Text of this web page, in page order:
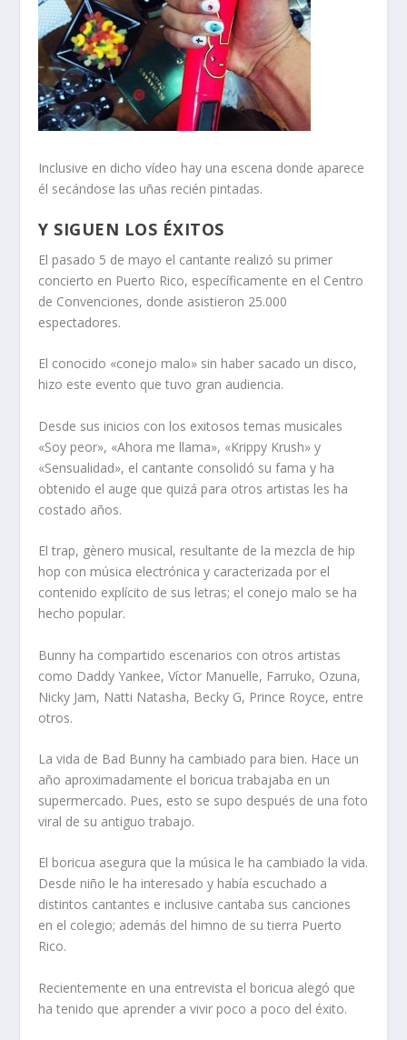
Inclusive en dicho vídeo hay una escena donde aparece
él secándose las uñas recién pintadas.
Y SIGUEN LOS ÉXITOS
El pasado 5 de mayo el cantante realizó su primer
concierto en Puerto Rico, específicamente en el Centro
de Convenciones, donde asistieron 25.000
espectadores.
El conocido «conejo malo» sin haber sacado un disco,
hizo este evento que tuvo gran audiencia.
Desde sus inicios con los exitosos temas musicales
«Soy peor», «Ahora me llama», «Krippy Krush» y
«Sensualidad», el cantante consolidó su fama y ha
obtenido el auge que quizá para otros artistas les ha
costado años.
El trap, gènero musical, resultante de la mezcla de hip
hop con música electrónica y caracterizada por el
contenido explícito de sus letras; el conejo malo se ha
hecho popular.
Bunny ha compartido escenarios con otros artistas
como Daddy Yankee, Víctor Manuelle, Farruko, Ozuna,
Nicky Jam, Natti Natasha, Becky G, Prince Royce, entre
otros.
La vida de Bad Bunny ha cambiado para bien. Hace un
año aproximadamente el boricua trabajaba en un
supermercado. Pues, esto se supo después de una foto
viral de su antiguo trabajo.
El boricua asegura que la música le ha cambiado la vida.
Desde niño le ha interesado y había escuchado a
distintos cantantes e inclusive cantaba sus canciones
en el colegio; además del himno de su tierra Puerto
Rico.
Recientemente en una entrevista el boricua alegó que
ha tenido que aprender a vivir poco a poco del éxito.